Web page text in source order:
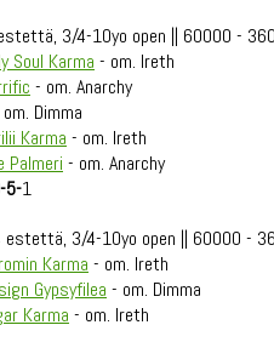
3/4-10yo open || 60000 -
Soul Karma - om. Ireth
- om. Anarchy
Dimma
Karma - om. Ireth
Palmeri - om. Anarchy
5-1
estettä, 3/4-10yo open || 60000 -
Karma - om. Ireth
Gypsyfilea - om. Dimma
Karma - om. Ireth